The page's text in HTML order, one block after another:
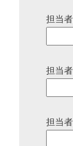
担当
担当
担当